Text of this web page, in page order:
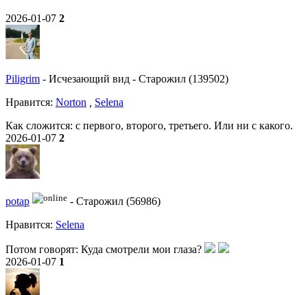
2026-01-07 2
Piligrim - Исчезающий вид - Старожил (139502)
Нравитcя: Norton
Selena
Как сложится: с первого, второго, третьего. Или ни с какого.
2026-01-07 2
potap - Старожил (56986)
Нравитcя: Selena
Потом говорят: Куда смотрели мои глаза?
2026-01-07 1